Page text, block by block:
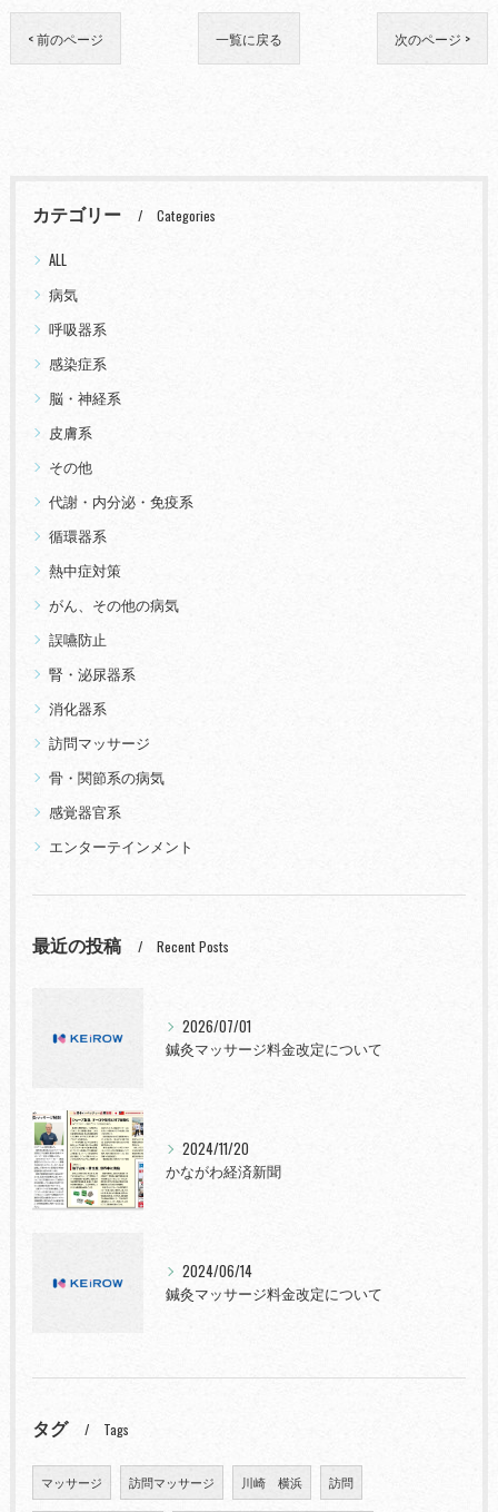
< 前のページ 一覧に戻る 次のページ >
カテゴリー Categories
ALL
病気
呼吸器系
感染症系
脳・神経系
皮膚系
その他
代謝・内分泌・免疫系
循環器系
熱中症対策
がん、その他の病気
誤嚥防止
腎・泌尿器系
消化器系
訪問マッサージ
骨・関節系の病気
感覚器官系
エンターテインメント
最近の投稿 Recent Posts
2026/07/01
鍼灸マッサージ料金改定について
2024/11/20
かながわ経済新聞
2024/06/14
鍼灸マッサージ料金改定について
タグ Tags
マッサージ 訪問マッサージ 川崎 横浜 訪問